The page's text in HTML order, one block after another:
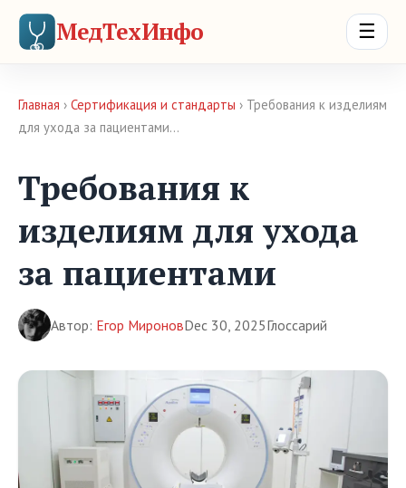
МедТехИнфо ☰
Главная › Сертификация и стандарты › Требования к изделиям
для ухода за пациентами…
Требования к
изделиям для ухода
за пациентами
Автор: Егор МироновDec 30, 2025Глоссарий